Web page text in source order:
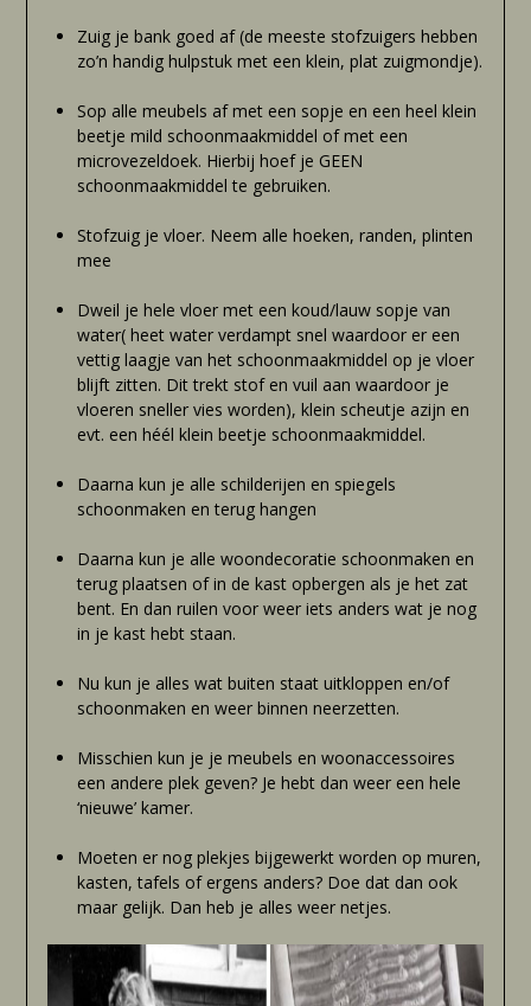
Zuig je bank goed af (de meeste stofzuigers hebben
zo’n handig hulpstuk met een klein, plat zuigmondje).
Sop alle meubels af met een sopje en een heel klein
beetje mild schoonmaakmiddel of met een
microvezeldoek. Hierbij hoef je GEEN
schoonmaakmiddel te gebruiken.
Stofzuig je vloer. Neem alle hoeken, randen, plinten
mee
Dweil je hele vloer met een koud/lauw sopje van
water( heet water verdampt snel waardoor er een
vettig laagje van het schoonmaakmiddel op je vloer
blijft zitten. Dit trekt stof en vuil aan waardoor je
vloeren sneller vies worden), klein scheutje azijn en
evt. een héél klein beetje schoonmaakmiddel.
Daarna kun je alle schilderijen en spiegels
schoonmaken en terug hangen
Daarna kun je alle woondecoratie schoonmaken en
terug plaatsen of in de kast opbergen als je het zat
bent. En dan ruilen voor weer iets anders wat je nog
in je kast hebt staan.
Nu kun je alles wat buiten staat uitkloppen en/of
schoonmaken en weer binnen neerzetten.
Misschien kun je je meubels en woonaccessoires
een andere plek geven? Je hebt dan weer een hele
‘nieuwe’ kamer.
Moeten er nog plekjes bijgewerkt worden op muren,
kasten, tafels of ergens anders? Doe dat dan ook
maar gelijk. Dan heb je alles weer netjes.